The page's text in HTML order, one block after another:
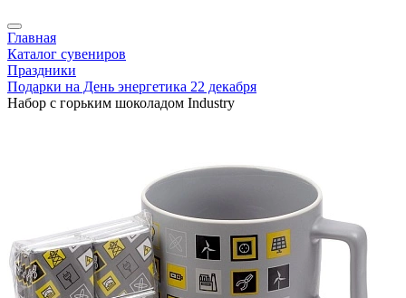
Главная
Каталог сувениров
Праздники
Подарки на День энергетика 22 декабря
Набор с горьким шоколадом Industry